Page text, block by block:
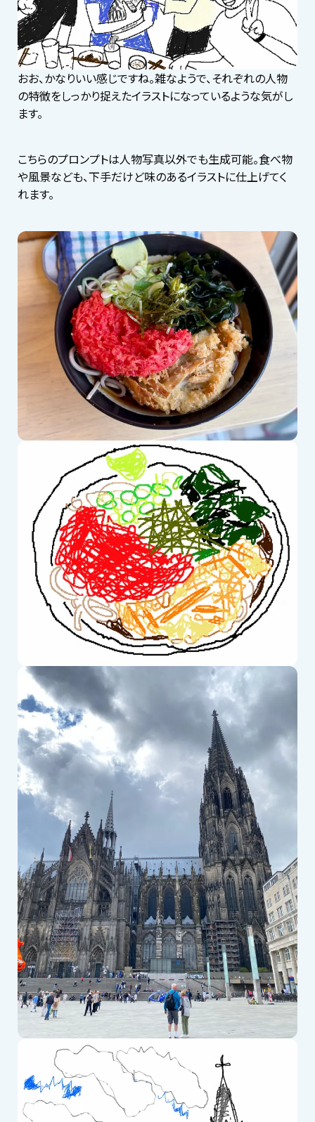
おお、かなりいい感じですね。雑なようで、それぞれの人物
の特徴をしっかり捉えたイラストになっているような気がし
ます。
こちらのプロンプトは人物写真以外でも生成可能。食べ物
や風景なども、下手だけど味のあるイラストに仕上げてく
れます。